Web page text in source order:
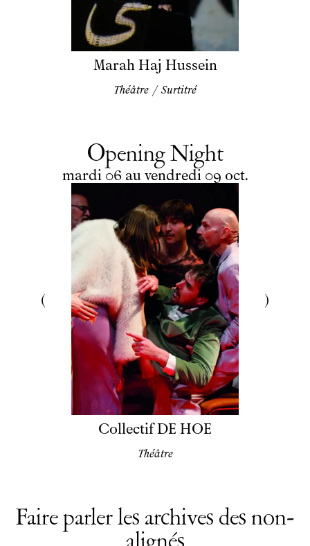
Marah Haj Hussein
Théâtre / Surtitré
Opening Night
du
mardi
mardi 06 au au
vendredi
vendredi 09 octobre
oct.
Collectif DE HOE
Théâtre
Faire parler les archives des non-